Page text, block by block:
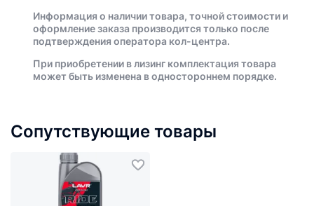
Информация о наличии товара, точной стоимости и
оформление заказа производится только после
подтверждения оператора кол-центра.
При приобретении в лизинг комплектация товара
может быть изменена в одностороннем порядке.
Сопутствующие товары